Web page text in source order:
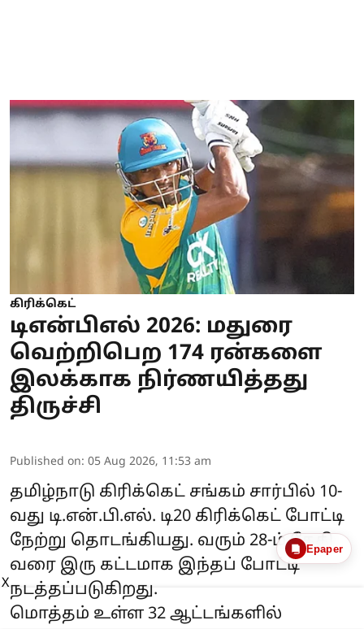
கிரிக்கெட்
டிஎன்பிஎல் 2026: மதுரை
வெற்றிபெற 174 ரன்களை
இலக்காக நிர்ணயித்தது
திருச்சி
Published on: 05 Aug 2026, 11:53 am
தமிழ்நாடு கிரிக்கெட் சங்கம் சார்பில் 10-
வது டி.என்.பி.எல். டி20 கிரிக்கெட் போட்டி
நேற்று தொடங்கியது. வரும் 28-ம் தேதி
வரை இரு கட்டமாக இந்தப் போட்டி
நடத்தப்படுகிறது.
மொத்தம் உள்ள 32 ஆட்டங்களில்
Epaper
X